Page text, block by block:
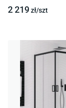
Czarny Mat S601-
2 219zł/szt